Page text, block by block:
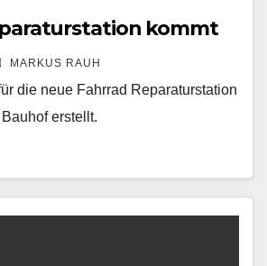
kommt
MARKUS RAUH
die neue Fahrrad Reparaturstation
erstellt.